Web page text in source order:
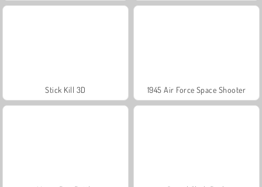
Stick Kill 3D 1945 Air Force Space Shooter